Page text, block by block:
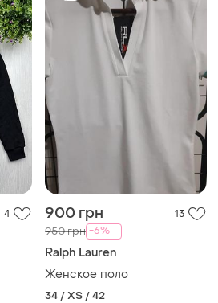
4 900 грн 13
950 грн -6%
Ralph Lauren
Женское поло
34 / XS / 42